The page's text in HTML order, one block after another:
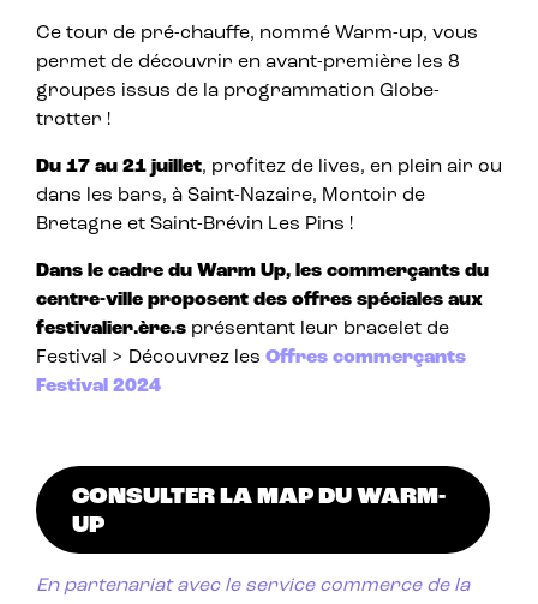
Ce tour de pré-chauffe, nommé Warm-up, vous
permet de découvrir en avant-première les 8
groupes issus de la programmation Globe-
trotter !
Du 17 au 21 juillet, profitez de lives, en plein air ou
dans les bars, à Saint-Nazaire, Montoir de
Bretagne et Saint-Brévin Les Pins !
Dans le cadre du Warm Up, les commerçants du
centre-ville proposent des offres spéciales aux
festivalier.ère.s présentant leur bracelet de
Festival > Découvrez les Offres commerçants
Festival 2024
CONSULTER LA MAP DU WARM-
UP
En partenariat avec le service commerce de la